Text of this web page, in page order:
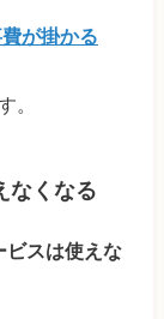
が掛かる
。
なくなる
ビスは使えな